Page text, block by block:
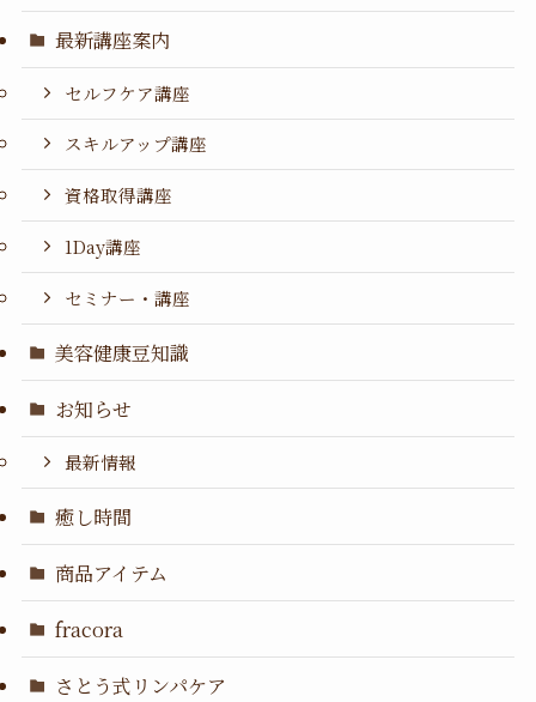
最新講座案内
セルフケア講座
スキルアップ講座
資格取得講座
1Day講座
セミナー・講座
美容健康豆知識
お知らせ
最新情報
癒し時間
商品アイテム
fracora
さとう式リンパケア